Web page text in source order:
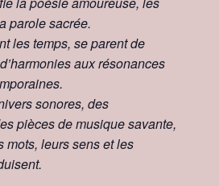
parole sacrée.
les temps, se parent de
aux résonances
sonores, des
pièces de musique savante,
mots, leurs sens et les